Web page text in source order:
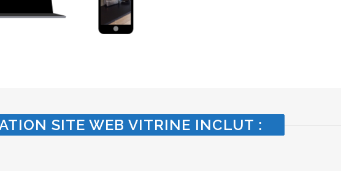
SITE WEB VITRINE INCLUT :